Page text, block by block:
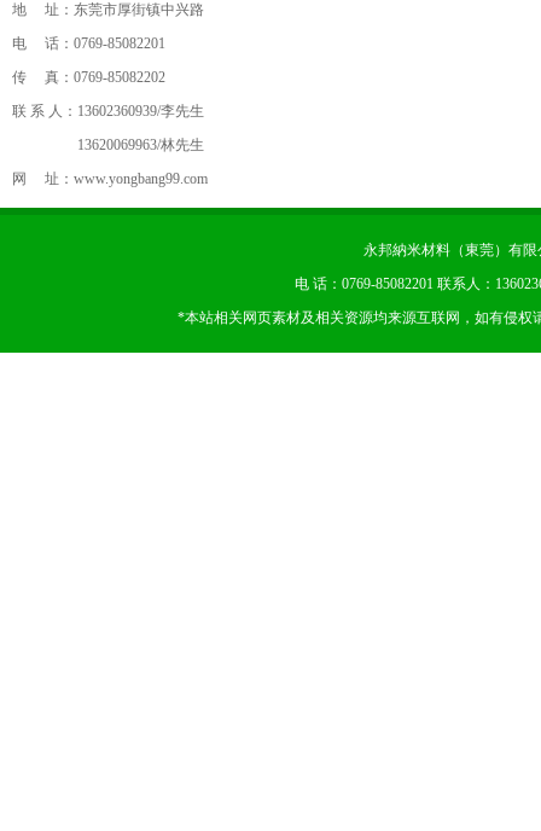
地 址：东莞市厚街镇中兴路
电 话：0769-85082201
传 真：0769-85082202
联 系 人：13602360939/李先生
13620069963/林先生
网 址： www.yongbang99.com
永邦納米材料（東莞）有限
电 话：0769-85082201 联系人：
*本站相关网页素材及相关资源均来源互联网，如有侵